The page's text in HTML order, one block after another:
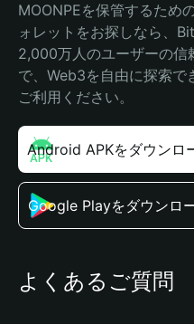
MOONPEを保管するため
ォレットをお探しなら、
2,000万人のユーザーの
で、Web3を自由に探索
ご利用ください。
Android APKをダウンロ
Google Playをダウンロ
よくあるご質問